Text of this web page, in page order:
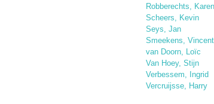
Robberechts, Karen
Scheers, Kevin
Seys, Jan
Smeekens, Vincent
van Doorn, Loïc
Van Hoey, Stijn
Verbessem, Ingrid
Vercruijsse, Harry